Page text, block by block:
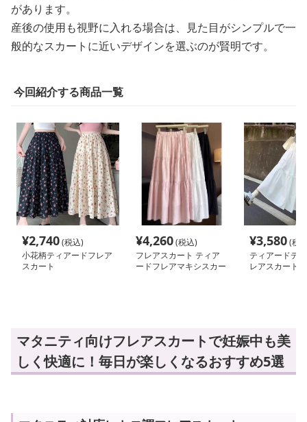
があります。
産後の使用も視野に入れる場合は、見た目がシンプルで一
般的なスカートに近いデザインを選ぶのが賢明です。
今回紹介する商品一覧
¥2,740(税込)
小花柄ティアードフレア
スカート
¥4,260(税込)
フレアスカート ティア
ードフレアマキシスカー
¥3,580(税
ティアードデ
レアスカート
マタニティ向けフレアスカートで妊娠中も美
しく快適に！毎日が楽しくなるおすすめ5選